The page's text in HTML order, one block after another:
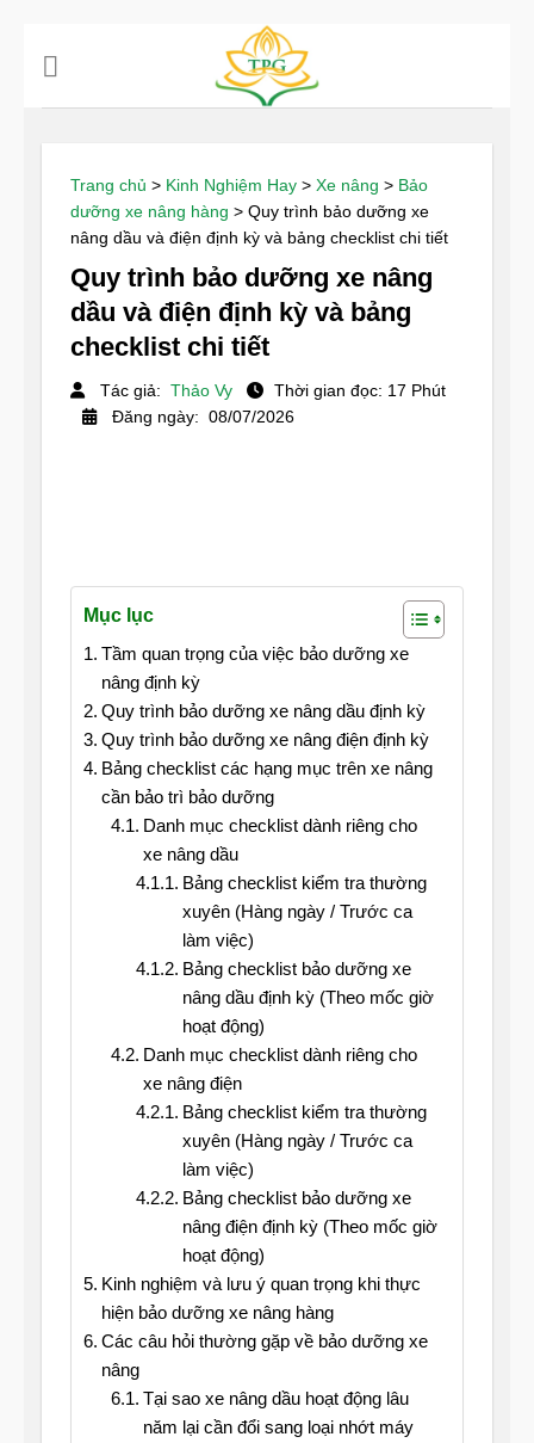
Trang chủ > Kinh Nghiệm Hay > Xe nâng > Bảo
dưỡng xe nâng hàng > Quy trình bảo dưỡng xe
nâng dầu và điện định kỳ và bảng checklist chi tiết
Quy trình bảo dưỡng xe nâng
dầu và điện định kỳ và bảng
checklist chi tiết
Tác giả: Thảo Vy
Thời gian đọc: 17 Phút
Đăng ngày: 08/07/2026
Mục lục
Tầm quan trọng của việc bảo dưỡng xe
nâng định kỳ
Quy trình bảo dưỡng xe nâng dầu định kỳ
Quy trình bảo dưỡng xe nâng điện định kỳ
Bảng checklist các hạng mục trên xe nâng
cần bảo trì bảo dưỡng
Danh mục checklist dành riêng cho
xe nâng dầu
Bảng checklist kiểm tra thường
xuyên (Hàng ngày / Trước ca
làm việc)
Bảng checklist bảo dưỡng xe
nâng dầu định kỳ (Theo mốc giờ
hoạt động)
Danh mục checklist dành riêng cho
xe nâng điện
Bảng checklist kiểm tra thường
xuyên (Hàng ngày / Trước ca
làm việc)
Bảng checklist bảo dưỡng xe
nâng điện định kỳ (Theo mốc giờ
hoạt động)
Kinh nghiệm và lưu ý quan trọng khi thực
hiện bảo dưỡng xe nâng hàng
Các câu hỏi thường gặp về bảo dưỡng xe
nâng
Tại sao xe nâng dầu hoạt động lâu
năm lại cần đổi sang loại nhớt máy